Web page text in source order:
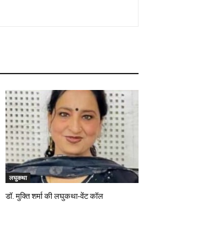
लघुकथा
डॉ. मुक्ति शर्मा की लघुकथा-वेंट कॉल